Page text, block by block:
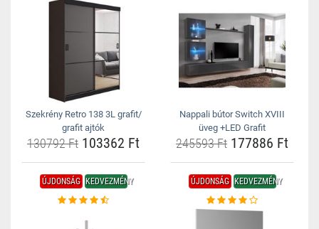
Szekrény Retro 138 3L grafit/
grafit ajtók
130792 Ft 103362 Ft
Nappali bútor Switch XVIII
üveg +LED Grafit
245593 Ft 177886 Ft
ÚJDONSÁG KEDVEZMÉNY ÚJDONSÁG KEDVEZMÉNY